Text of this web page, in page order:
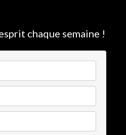
chaque semaine !